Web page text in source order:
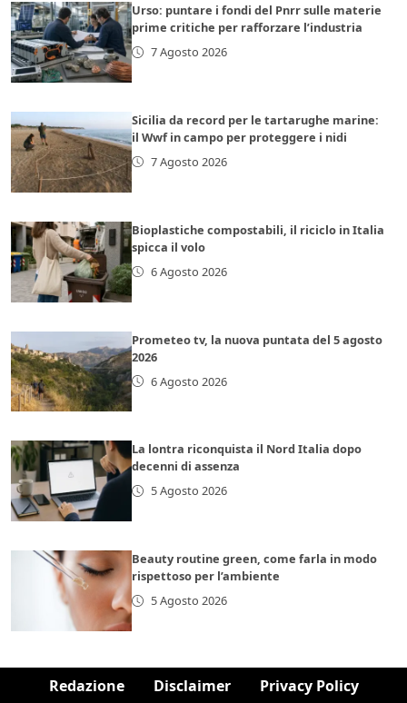
Urso: puntare i fondi del Pnrr sulle materie
prime critiche per rafforzare l’industria
7 Agosto 2026
Sicilia da record per le tartarughe marine:
il Wwf in campo per proteggere i nidi
7 Agosto 2026
Bioplastiche compostabili, il riciclo in Italia
spicca il volo
6 Agosto 2026
Prometeo tv, la nuova puntata del 5 agosto
2026
6 Agosto 2026
La lontra riconquista il Nord Italia dopo
decenni di assenza
5 Agosto 2026
Beauty routine green, come farla in modo
rispettoso per l’ambiente
5 Agosto 2026
Redazione Disclaimer Privacy Policy